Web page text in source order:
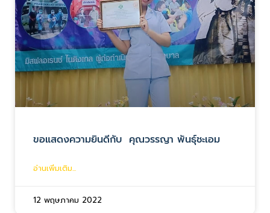
ขอแสดงความยินดีกับ คุณวรรญา พันธุ์ชะเอม
อ่านเพิ่มเติม...
12 พฤษภาคม 2022